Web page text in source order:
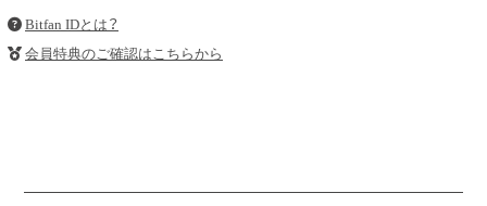
Bitfan IDとは？
会員特典のご確認はこちらから